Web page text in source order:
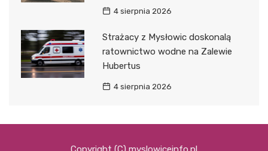
4 sierpnia 2026
Strażacy z Mysłowic doskonalą
ratownictwo wodne na Zalewie
Hubertus
4 sierpnia 2026